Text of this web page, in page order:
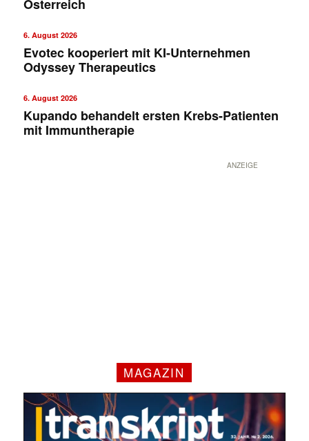
Österreich
6. August 2026
Evotec kooperiert mit KI-Unternehmen
Odyssey Therapeutics
6. August 2026
Kupando behandelt ersten Krebs-Patienten
mit Immuntherapie
ANZEIGE
MAGAZIN